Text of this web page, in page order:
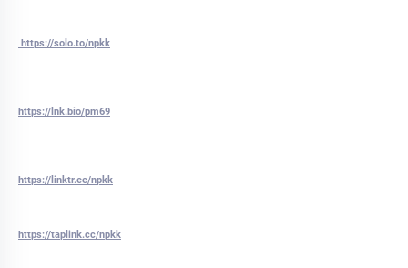
https://solo.to/npkk
https://lnk.bio/pm69
https://linktr.ee/npkk
https://taplink.cc/npkk